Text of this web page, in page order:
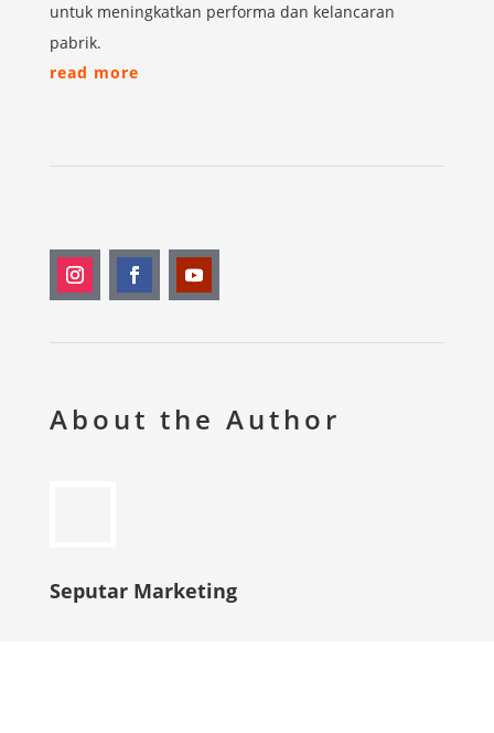
untuk meningkatkan performa dan kelancaran
pabrik.
read more
About the Author
Seputar Marketing